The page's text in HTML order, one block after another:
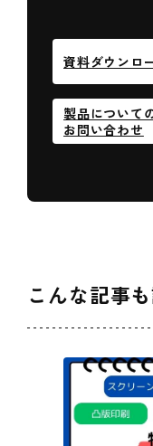
資料ダウンロ
製品について
お問い合わせ
こんな記事